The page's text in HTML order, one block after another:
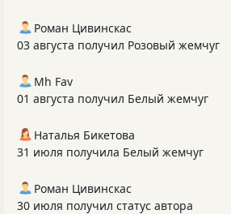
Роман Цивинскас
03 августа получил Розовый жемчуг
Mh Fav
01 августа получил Белый жемчуг
Наталья Бикетова
31 июля получила Белый жемчуг
Роман Цивинскас
30 июля получил статус автора